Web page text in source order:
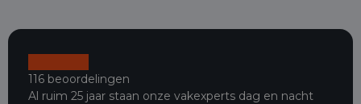
116 beoordelingen
Al ruim 25 jaar staan onze vakexperts dag en nacht